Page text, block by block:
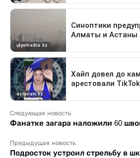
Следующая новость
Фанатке загара наложили 60
Предыдущая новость
Подросток устроил стрельбу в